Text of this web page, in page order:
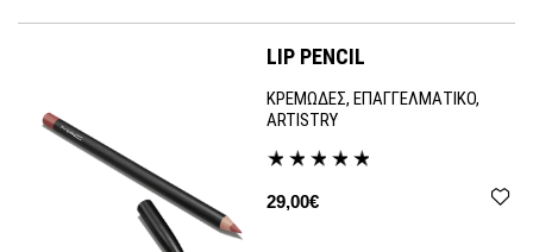
LIP PENCIL
ΚΡΕΜΩΔΕΣ, ΕΠΑΓΓΕΛΜΑΤΙΚΟ,
ARTISTRY
29,00€